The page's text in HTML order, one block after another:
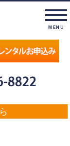
MENU